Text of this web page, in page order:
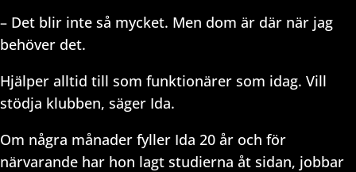
– Det blir inte så mycket. Men dom är där när jag
behöver det.
Hjälper alltid till som funktionärer som idag. Vill
stödja klubben, säger Ida.
Om några månader fyller Ida 20 år och för
närvarande har hon lagt studierna åt sidan, jobbar